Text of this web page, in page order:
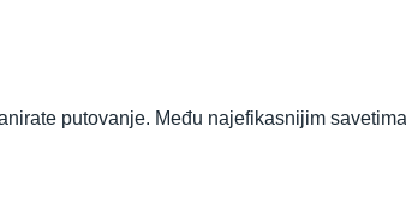
putovanje. Među najefikasnijim